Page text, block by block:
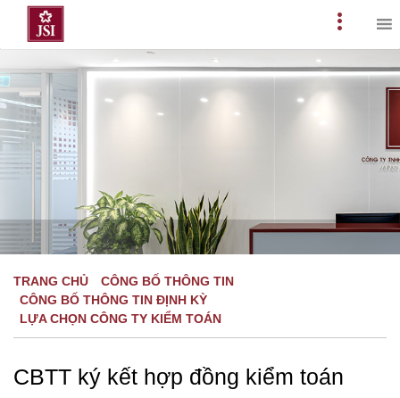
content
Primary
Menu
TRANG CHỦ
CÔNG BỐ THÔNG TIN
CÔNG BỐ THÔNG TIN ĐỊNH KỲ
LỰA CHỌN CÔNG TY KIỂM TOÁN
CBTT ký kết hợp đồng kiểm toán